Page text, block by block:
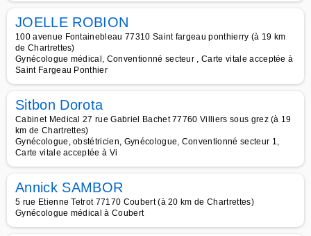
JOELLE ROBION
100 avenue Fontainebleau 77310 Saint fargeau ponthierry (à 19 km
de Chartrettes)
Gynécologue médical, Conventionné secteur , Carte vitale acceptée à
Saint Fargeau Ponthier
Sitbon Dorota
Cabinet Medical 27 rue Gabriel Bachet 77760 Villiers sous grez (à 19
km de Chartrettes)
Gynécologue, obstétricien, Gynécologue, Conventionné secteur 1,
Carte vitale acceptée à Vi
Annick SAMBOR
5 rue Etienne Tetrot 77170 Coubert (à 20 km de Chartrettes)
Gynécologue médical à Coubert